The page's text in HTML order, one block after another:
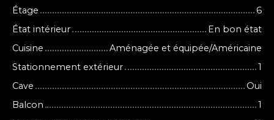
Étage
6
État intérieur
En bon état
Cuisine
Aménagée et équipée/Américaine
Stationnement extérieur
1
Cave
Oui
Balcon
1